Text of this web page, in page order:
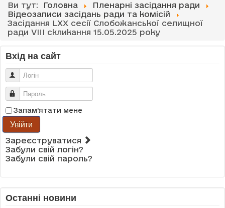
Ви тут: Головна
Пленарні засідання ради
Відеозаписи засідань ради та комісій
Засідання LXX сесії Слобожанської селищної
ради VIII скликання 15.05.2025 року
Вхід на сайт
Логін
Пароль
Запам'ятати мене
Увійти
Зареєструватися
Забули свій логін?
Забули свій пароль?
Останні новини